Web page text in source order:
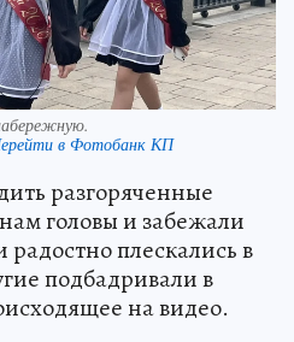
в Фотобанк КП
разгоряченные
головы и забежали
плескались в
подбадривали в
на видео.